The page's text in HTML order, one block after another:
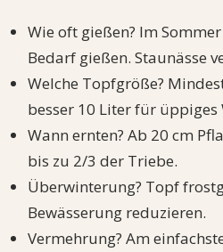
Wie oft gießen? Im
Bedarf gießen. Staunässe
Welche Topfgröße?
besser 10 Liter für üppiges
Wann ernten? Ab 20 cm
bis zu 2/3 der Triebe.
Überwinterung? Topf
Bewässerung reduzieren.
Vermehrung? Am